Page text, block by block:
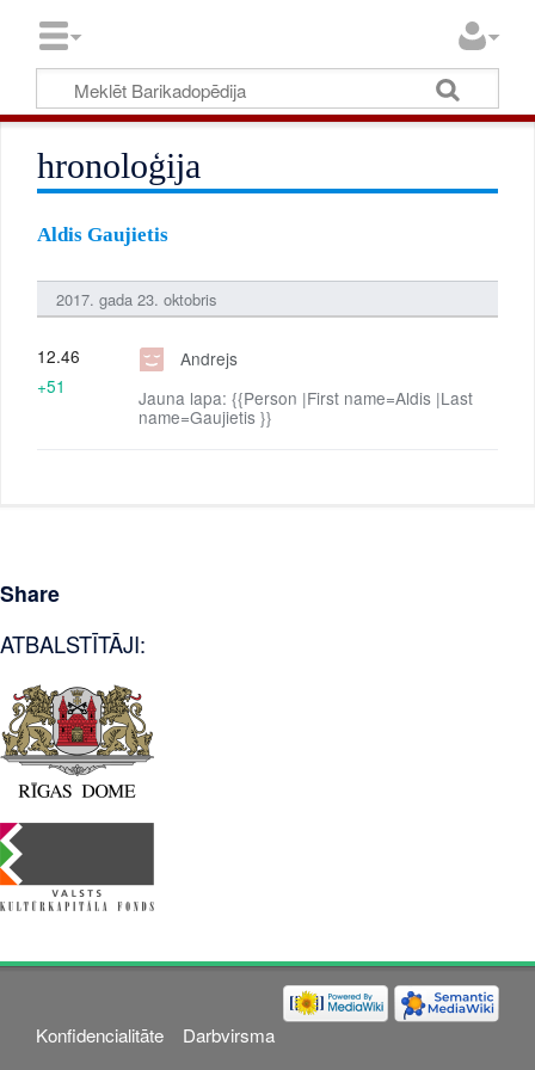
hronoloģija
Aldis Gaujietis
2017. gada 23. oktobris
Andrejs
Jauna lapa: {{Person |First name=Aldis |Last
name=Gaujietis }}
12.46
+51
Share
ATBALSTĪTĀJI:
Konfidencialitāte
Darbvirsma